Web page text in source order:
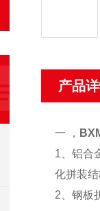
产品
一 ，
1、铝合
化拼装
2、钢板